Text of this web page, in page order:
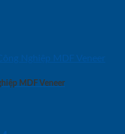
MDF Veneer